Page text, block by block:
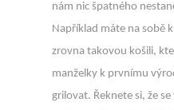
nám nic špatného
Například máte na sobě
zrovna takovou košili,
manželky k prvnímu
grilovat. Řeknete si, že